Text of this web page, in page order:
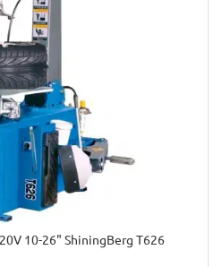
10-26" ShiningBerg T626